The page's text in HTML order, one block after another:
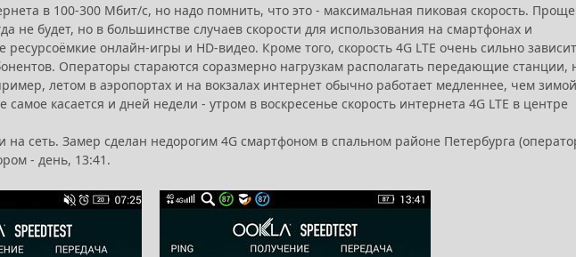
в 100-300 Мбит/с, но надо помнить, что это - максимальная пиковая скорость. Проще
не будет, но в большинстве случаев скорости для использования на смартфонах и
онлайн-игры и HD-видео. Кроме того, скорость 4G LTE очень сильно
Операторы стараются соразмерно нагрузкам располагать передающие станции,
летом в аэропортах и на вокзалах интернет обычно работает медленнее, чем
касается и дней недели - утром в воскресенье скорость интернета 4G LTE в центре
на сеть. Замер сделан недорогим 4G смартфоном в спальном районе Петербурга
- день, 13:41.